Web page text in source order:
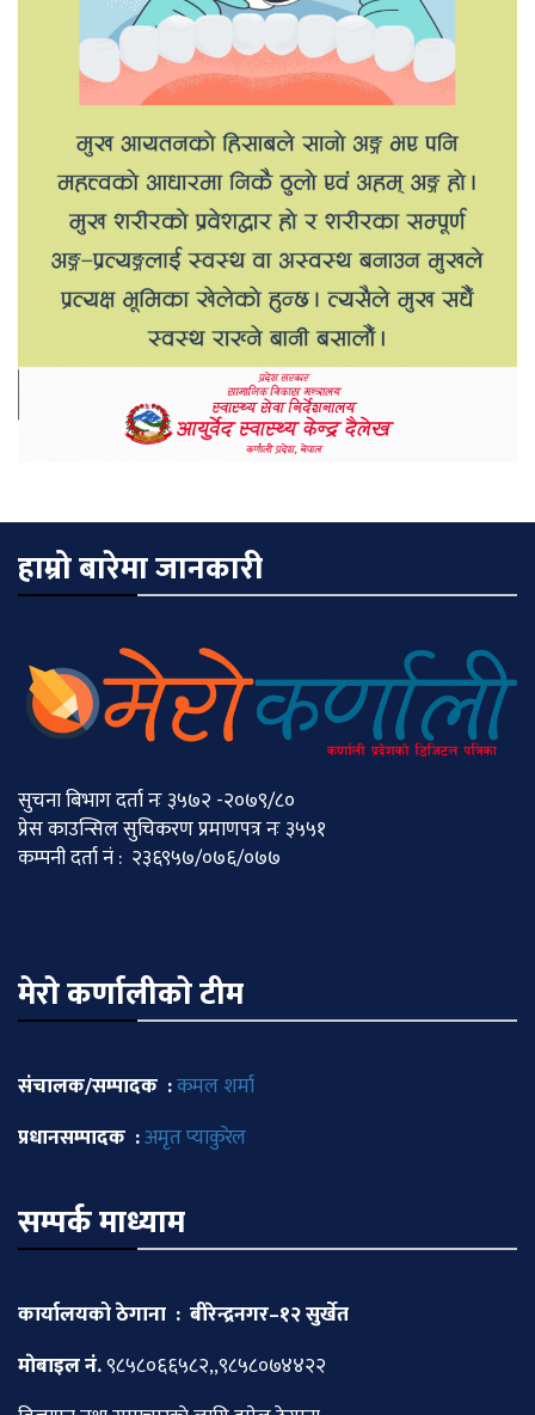
हाम्रो बारेमा जानकारी
सुचना बिभाग दर्ता नः ३५७२ -२०७९/८०
प्रेस काउन्सिल सुचिकरण प्रमाणपत्र नः ३५५१
कम्पनी दर्ता नं : २३६९५७/०७६/०७७
मेराे कर्णालीकाे टीम
संचालक/सम्पादक :कमल शर्मा
प्रधानसम्पादक :अमृत प्याकुरेल
सम्पर्क माध्याम
कार्यालयको ठेगाना : बीरेन्द्रनगर–१२ सुर्खेत
माेबाइल नं.९८५८०६६५८२,,९८५८०७४४२२